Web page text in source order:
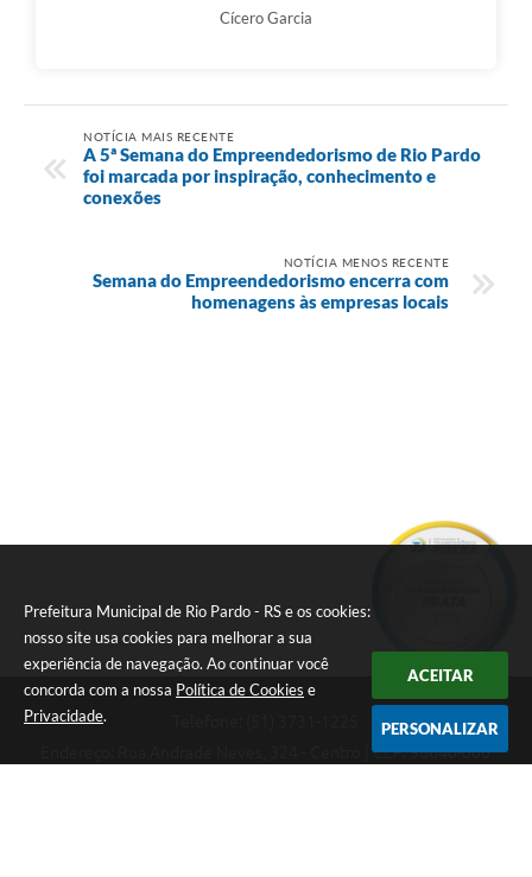
Prefeitura Municipal de Rio Pardo - RS e os cookies:
nosso site usa cookies para melhorar a sua
experiência de navegação. Ao continuar você
concorda com a nossa Política de Cookies e
Privacidade.
ACEITAR
PERSONALIZAR
Cícero Garcia
NOTÍCIA MAIS RECENTE
A 5ª Semana do Empreendedorismo de Rio Pardo
foi marcada por inspiração, conhecimento e
conexões
NOTÍCIA MENOS RECENTE
Semana do Empreendedorismo encerra com
homenagens às empresas locais
Endereço: Rua Andrade Neves, 324 - Centro | CEP: 96640-000